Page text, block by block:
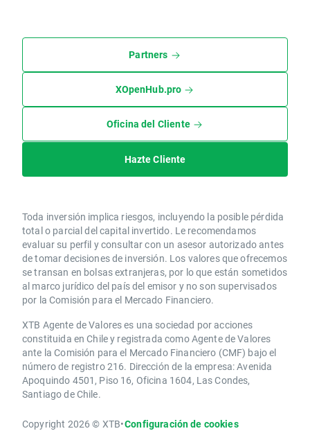
Partners
XOpenHub.pro
Oficina del Cliente
Hazte Cliente
Toda inversión implica riesgos, incluyendo la posible pérdida
total o parcial del capital invertido. Le recomendamos
evaluar su perfil y consultar con un asesor autorizado antes
de tomar decisiones de inversión. Los valores que ofrecemos
se transan en bolsas extranjeras, por lo que están sometidos
al marco jurídico del país del emisor y no son supervisados
por la Comisión para el Mercado Financiero.
XTB Agente de Valores es una sociedad por acciones
constituida en Chile y registrada como Agente de Valores
ante la Comisión para el Mercado Financiero (CMF) bajo el
número de registro 216. Dirección de la empresa: Avenida
Apoquindo 4501, Piso 16, Oficina 1604, Las Condes,
Santiago de Chile.
Copyright 2026 © XTB•Configuración de cookies